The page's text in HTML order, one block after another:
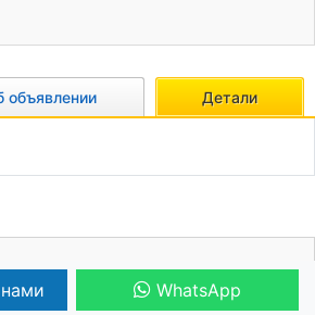
объявлении Детали
WhatsApp
может быть здесь!